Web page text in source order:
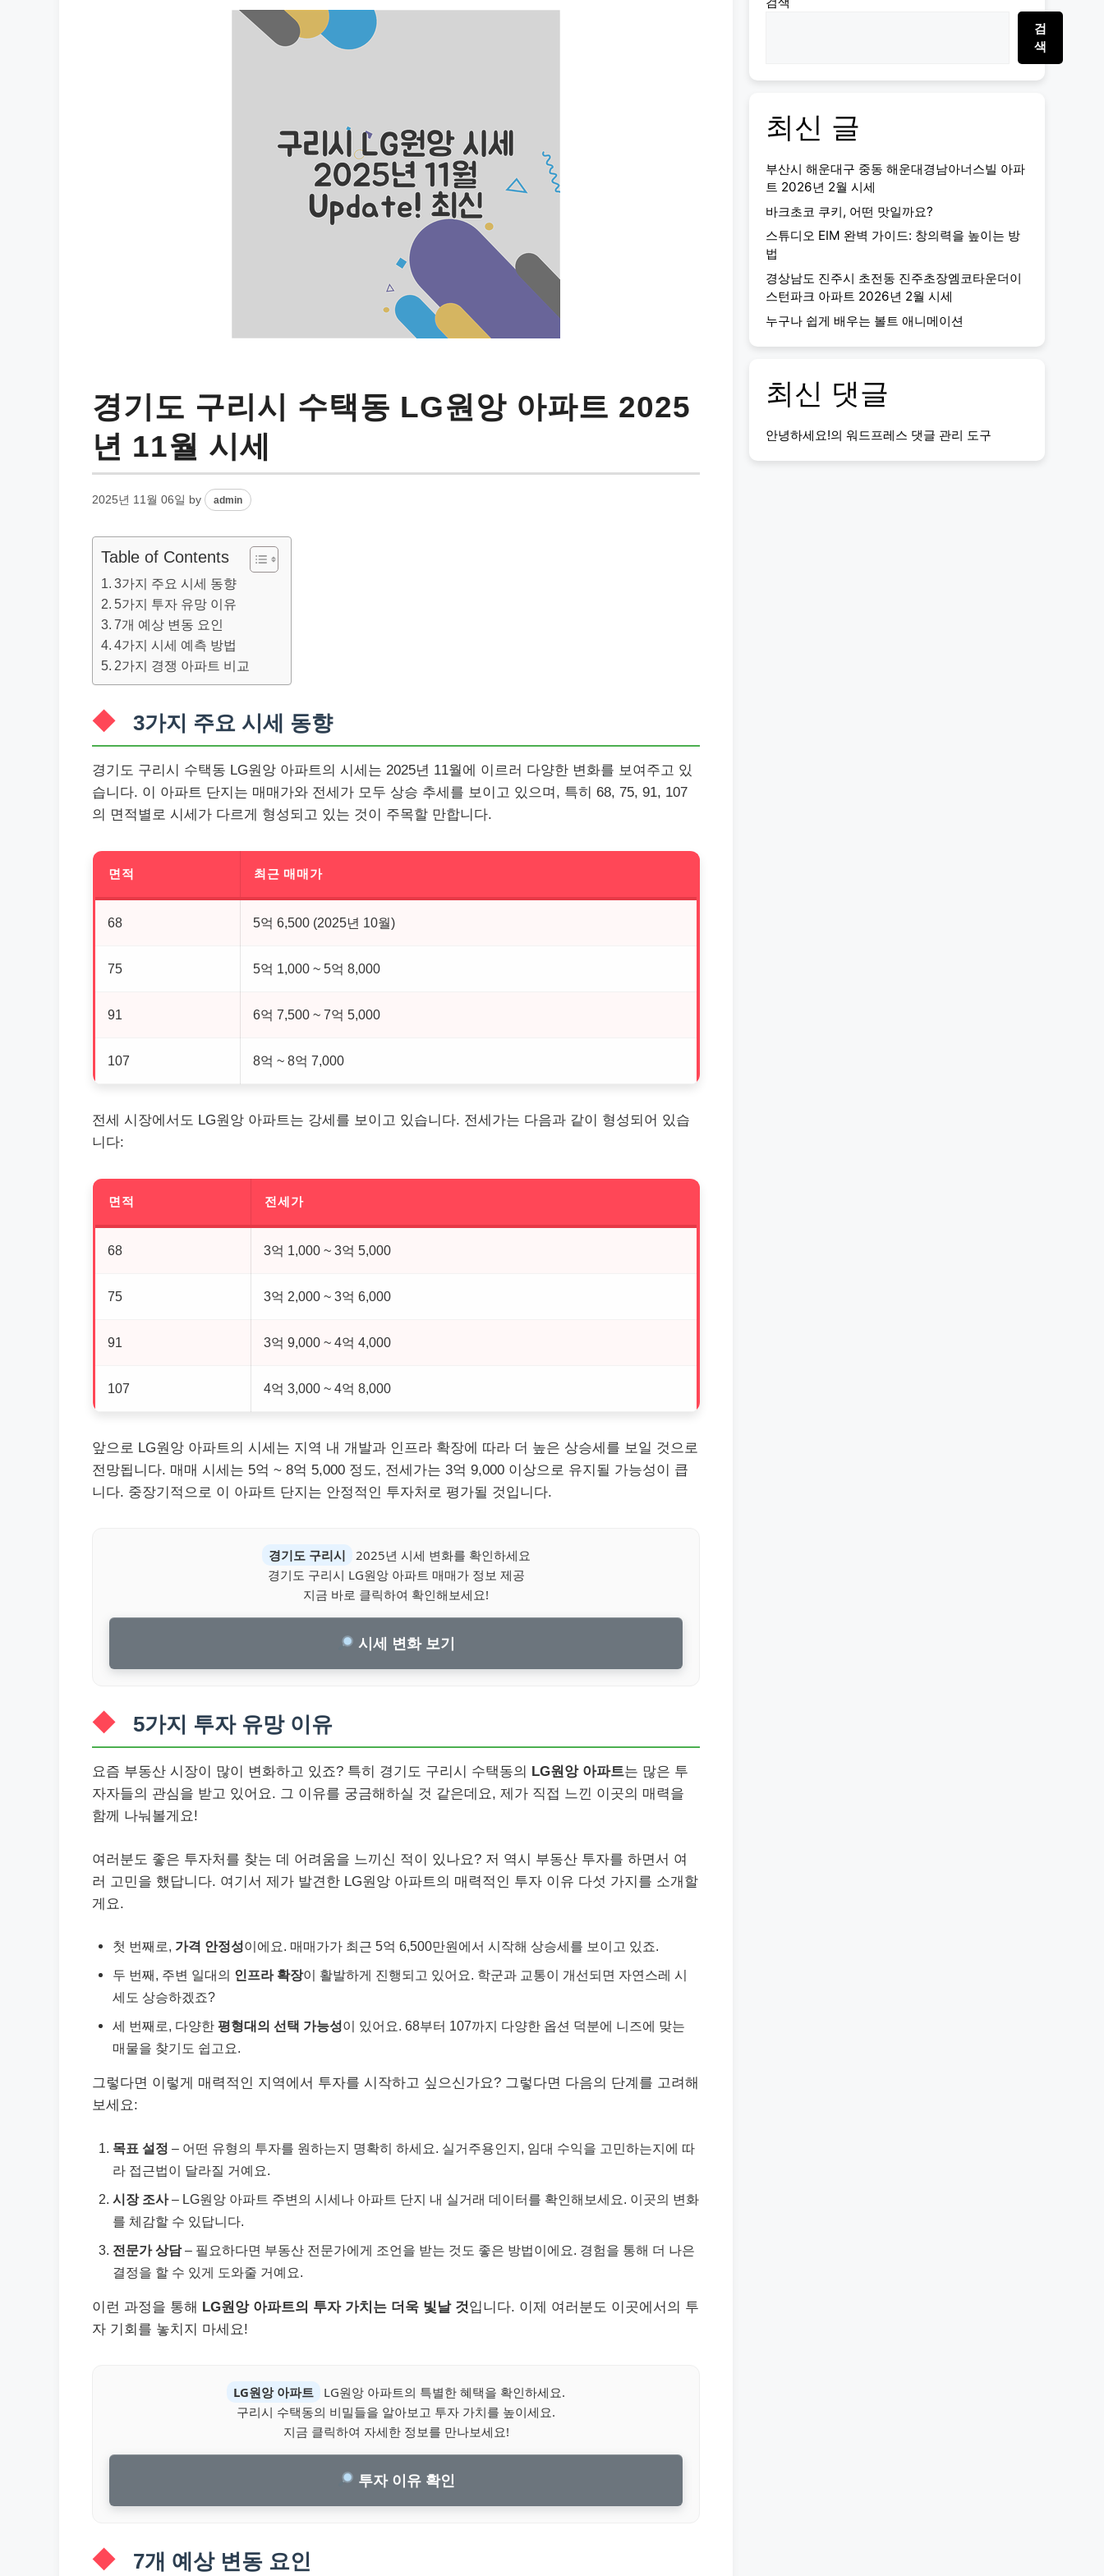
경기도 구리시 수택동 LG원앙 아파트 2025
년 11월 시세
2025년 11월 06일 by admin
Table of Contents
3가지 주요 시세 동향
5가지 투자 유망 이유
7개 예상 변동 요인
4가지 시세 예측 방법
2가지 경쟁 아파트 비교
3가지 주요 시세 동향
경기도 구리시 수택동 LG원앙 아파트의 시세는 2025년 11월에 이르러 다양한 변화를 보여주고 있
습니다. 이 아파트 단지는 매매가와 전세가 모두 상승 추세를 보이고 있으며, 특히 68, 75, 91, 107
의 면적별로 시세가 다르게 형성되고 있는 것이 주목할 만합니다.
면적 최근 매매가
68 5억 6,500 (2025년 10월)
75 5억 1,000 ~ 5억 8,000
91 6억 7,500 ~ 7억 5,000
107 8억 ~ 8억 7,000
전세 시장에서도 LG원앙 아파트는 강세를 보이고 있습니다. 전세가는 다음과 같이 형성되어 있습
니다:
면적 전세가
68 3억 1,000 ~ 3억 5,000
75 3억 2,000 ~ 3억 6,000
91 3억 9,000 ~ 4억 4,000
107 4억 3,000 ~ 4억 8,000
앞으로 LG원앙 아파트의 시세는 지역 내 개발과 인프라 확장에 따라 더 높은 상승세를 보일 것으로
전망됩니다. 매매 시세는 5억 ~ 8억 5,000 정도, 전세가는 3억 9,000 이상으로 유지될 가능성이 큽
니다. 중장기적으로 이 아파트 단지는 안정적인 투자처로 평가될 것입니다.
경기도 구리시
2025년 시세 변화를 확인하세요
경기도 구리시 LG원앙 아파트 매매가 정보 제공
지금 바로 클릭하여 확인해보세요!
시세 변화 보기
5가지 투자 유망 이유
요즘 부동산 시장이 많이 변화하고 있죠? 특히 경기도 구리시 수택동의 LG원앙 아파트는 많은 투
자자들의 관심을 받고 있어요. 그 이유를 궁금해하실 것 같은데요, 제가 직접 느낀 이곳의 매력을
함께 나눠볼게요!
여러분도 좋은 투자처를 찾는 데 어려움을 느끼신 적이 있나요? 저 역시 부동산 투자를 하면서 여
러 고민을 했답니다. 여기서 제가 발견한 LG원앙 아파트의 매력적인 투자 이유 다섯 가지를 소개할
게요.
첫 번째로, 가격 안정성이에요. 매매가가 최근 5억 6,500만원에서 시작해 상승세를 보이고 있죠.
두 번째, 주변 일대의 인프라 확장이 활발하게 진행되고 있어요. 학군과 교통이 개선되면 자연스레 시
세도 상승하겠죠?
세 번째로, 다양한 평형대의 선택 가능성이 있어요. 68부터 107까지 다양한 옵션 덕분에 니즈에 맞는
매물을 찾기도 쉽고요.
그렇다면 이렇게 매력적인 지역에서 투자를 시작하고 싶으신가요? 그렇다면 다음의 단계를 고려해
보세요:
목표 설정 – 어떤 유형의 투자를 원하는지 명확히 하세요. 실거주용인지, 임대 수익을 고민하는지에 따
라 접근법이 달라질 거예요.
시장 조사– LG원앙 아파트 주변의 시세나 아파트 단지 내 실거래 데이터를 확인해보세요. 이곳의 변화
를 체감할 수 있답니다.
전문가 상담– 필요하다면 부동산 전문가에게 조언을 받는 것도 좋은 방법이에요. 경험을 통해 더 나은
결정을 할 수 있게 도와줄 거예요.
이런 과정을 통해 LG원앙 아파트의 투자 가치는 더욱 빛날 것입니다. 이제 여러분도 이곳에서의 투
자 기회를 놓치지 마세요!
LG원앙 아파트
LG원앙 아파트의 특별한 혜택을 확인하세요.
구리시 수택동의 비밀들을 알아보고 투자 가치를 높이세요.
지금 클릭하여 자세한 정보를 만나보세요!
투자 이유 확인
7개 예상 변동 요인
검
색
최신 글
부산시 해운대구 중동 해운대경남아너스빌 아파
트 2026년 2월 시세
바크초코 쿠키, 어떤 맛일까요?
스튜디오 EIM 완벽 가이드: 창의력을 높이는 방
법
경상남도 진주시 초전동 진주초장엠코타운더이
스턴파크 아파트 2026년 2월 시세
누구나 쉽게 배우는 볼트 애니메이션
최신 댓글
안녕하세요!의 워드프레스 댓글 관리 도구